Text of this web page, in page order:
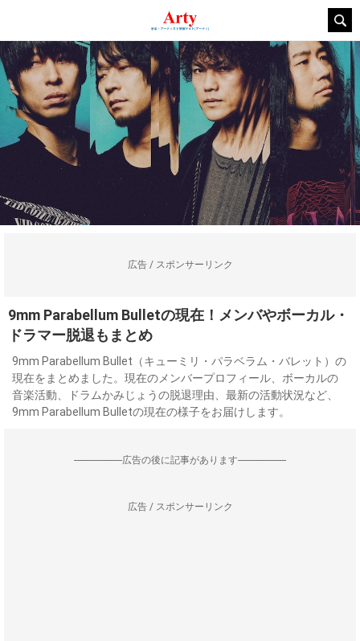
広告 / スポンサーリンク
9mm Parabellum Bulletの現在！メンバやボーカル・
ドラマー脱退もまとめ
9mm Parabellum Bullet（キューミリ・パラベラム・バレット）の
現在をまとめました。現在のメンバープロフィール、ボーカルの
音楽活動、ドラムかみじょうの脱退理由、最新の活動状況など、
9mm Parabellum Bulletの現在の様子をお届けします。
--------------------広告の後に記事があります--------------------
広告 / スポンサーリンク